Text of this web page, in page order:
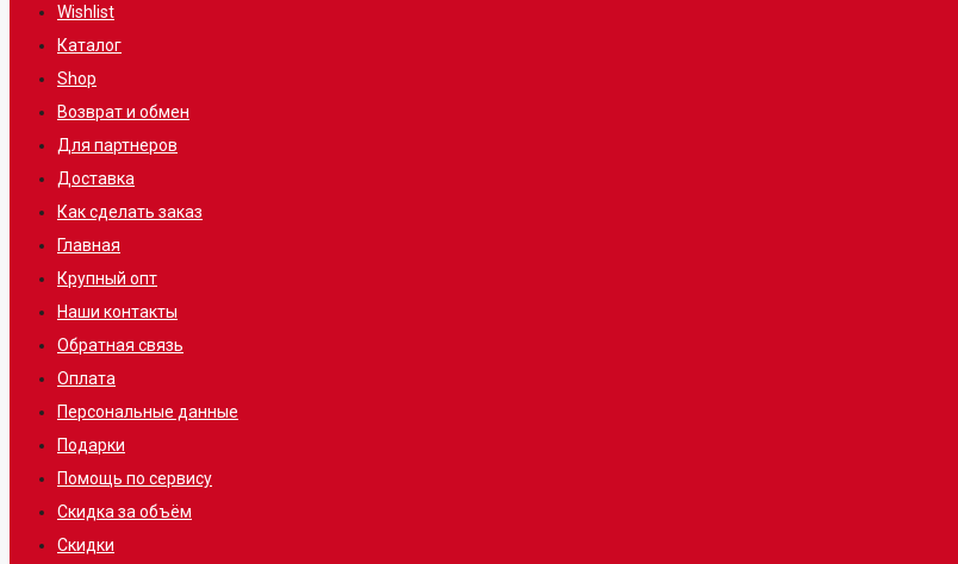
Wishlist
Каталог
Shop
Возврат и обмен
Для партнеров
Доставка
Как сделать заказ
Главная
Крупный опт
Наши контакты
Обратная связь
Оплата
Персональные данные
Подарки
Помощь по сервису
Скидка за объём
Скидки